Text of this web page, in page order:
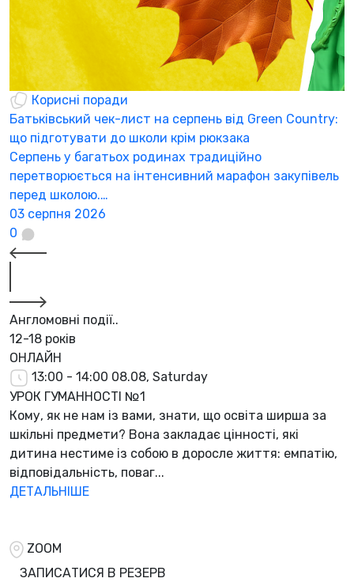
Корисні поради
Батьківський чек-лист на серпень від Green Country:
що підготувати до школи крім рюкзака
Серпень у багатьох родинах традиційно
перетворюється на інтенсивний марафон закупівель
перед школою.…
03 серпня 2026
0
Англомовні події..
12-18 років
ОНЛАЙН
13:00 - 14:00 08.08, Saturday
УРОК ГУМАННОСТІ №1
Кому, як не нам із вами, знати, що освіта ширша за
шкільні предмети? Вона закладає цінності, які
дитина нестиме із собою в доросле життя: емпатію,
відповідальність, поваг...
ДЕТАЛЬНІШЕ
ZOOM
ЗАПИСАТИСЯ В РЕЗЕРВ